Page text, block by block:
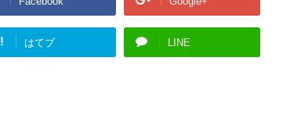
はてブ LINE